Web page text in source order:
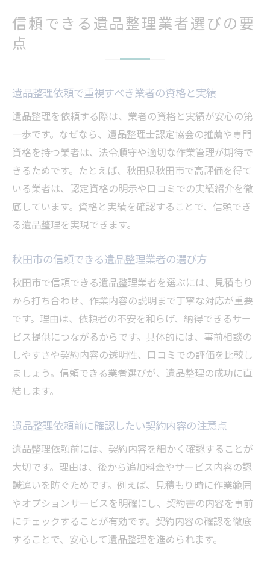
信頼できる遺品整理業者選びの要
点
遺品整理依頼で重視すべき業者の資格と実績
遺品整理を依頼する際は、業者の資格と実績が安心の第
一歩です。なぜなら、遺品整理士認定協会の推薦や専門
資格を持つ業者は、法令順守や適切な作業管理が期待で
きるためです。たとえば、秋田県秋田市で高評価を得て
いる業者は、認定資格の明示や口コミでの実績紹介を徹
底しています。資格と実績を確認することで、信頼でき
る遺品整理を実現できます。
秋田市の信頼できる遺品整理業者の選び方
秋田市で信頼できる遺品整理業者を選ぶには、見積もり
から打ち合わせ、作業内容の説明まで丁寧な対応が重要
です。理由は、依頼者の不安を和らげ、納得できるサー
ビス提供につながるからです。具体的には、事前相談の
しやすさや契約内容の透明性、口コミでの評価を比較し
ましょう。信頼できる業者選びが、遺品整理の成功に直
結します。
遺品整理依頼前に確認したい契約内容の注意点
遺品整理依頼前には、契約内容を細かく確認することが
大切です。理由は、後から追加料金やサービス内容の認
識違いを防ぐためです。例えば、見積もり時に作業範囲
やオプションサービスを明確にし、契約書の内容を事前
にチェックすることが有効です。契約内容の確認を徹底
することで、安心して遺品整理を進められます。